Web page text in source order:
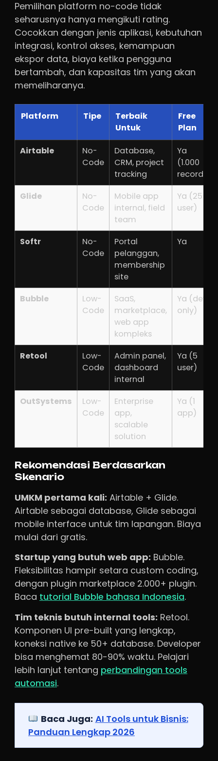
Pemilihan platform no-code tidak
seharusnya hanya mengikuti rating.
Cocokkan dengan jenis aplikasi, kebutuhan
integrasi, kontrol akses, kemampuan
ekspor data, biaya ketika pengguna
bertambah, dan kapasitas tim yang akan
memeliharanya.
Platform Tipe
Terbaik
Untuk
Free
Plan
Airtable
No-
Code
Database,
CRM, project
tracking
Ya
(1.000
records)
Glide
No-
Code
Mobile app
internal, field
team
Ya (25
user)
Softr
No-
Code
Portal
pelanggan,
membership
site
Ya
Bubble
Low-
Code
SaaS,
marketplace,
web app
kompleks
Ya (dev
only)
Retool
Low-
Code
Admin panel,
dashboard
internal
Ya (5
user)
OutSystems
Low-
Code
Enterprise
app,
scalable
solution
Ya (1
app)
Rekomendasi Berdasarkan
Skenario
UMKM pertama kali: Airtable + Glide.
Airtable sebagai database, Glide sebagai
mobile interface untuk tim lapangan. Biaya
mulai dari gratis.
Startup yang butuh web app: Bubble.
Fleksibilitas hampir setara custom coding,
dengan plugin marketplace 2.000+ plugin.
Baca tutorial Bubble bahasa Indonesia.
Tim teknis butuh internal tools: Retool.
Komponen UI pre-built yang lengkap,
koneksi native ke 50+ database. Developer
bisa menghemat 80-90% waktu. Pelajari
lebih lanjut tentang perbandingan tools
automasi.
Baca Juga: AI Tools untuk Bisnis:
Panduan Lengkap 2026